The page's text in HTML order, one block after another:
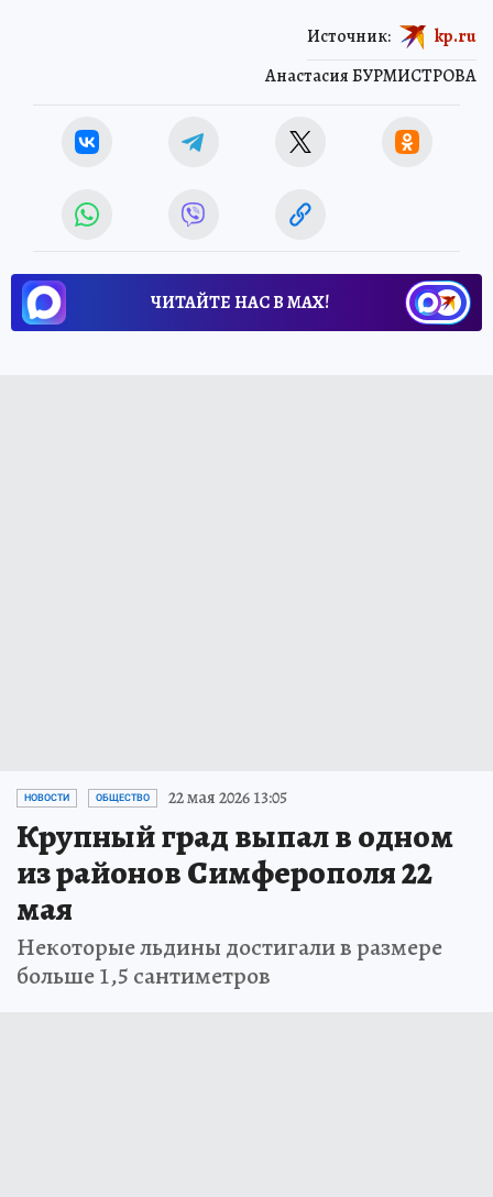
Анастасия БУРМИСТРОВА
Источник: kp.ru
ЧИТАЙТЕ НАС В МАХ!
НОВОСТИ ОБЩЕСТВО 22 мая 2026 13:05
Крупный град выпал в одном
из районов Симферополя 22
мая
Некоторые льдины достигали в размере
больше 1,5 сантиметров